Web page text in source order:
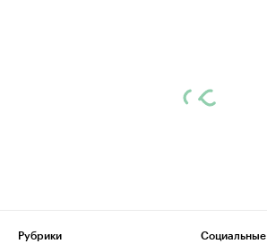
Рубрики
Социальные